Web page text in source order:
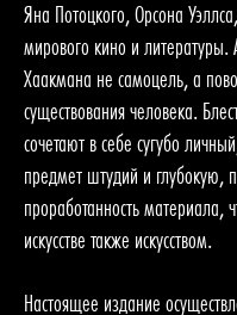
Яна Потоцкого, Орсона
мирового кино и литературы.
Хаакмана не самоцель, а
существования человека.
сочетают в себе сугубо
предмет штудий и глубокую,
проработанность материала,
искусстве также искусством.
Настоящее издание